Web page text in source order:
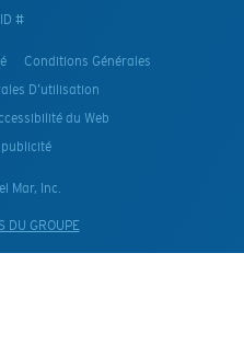
#
Conditions Générales
D’utilisation
du Web
Mar, Inc.
DU GROUPE